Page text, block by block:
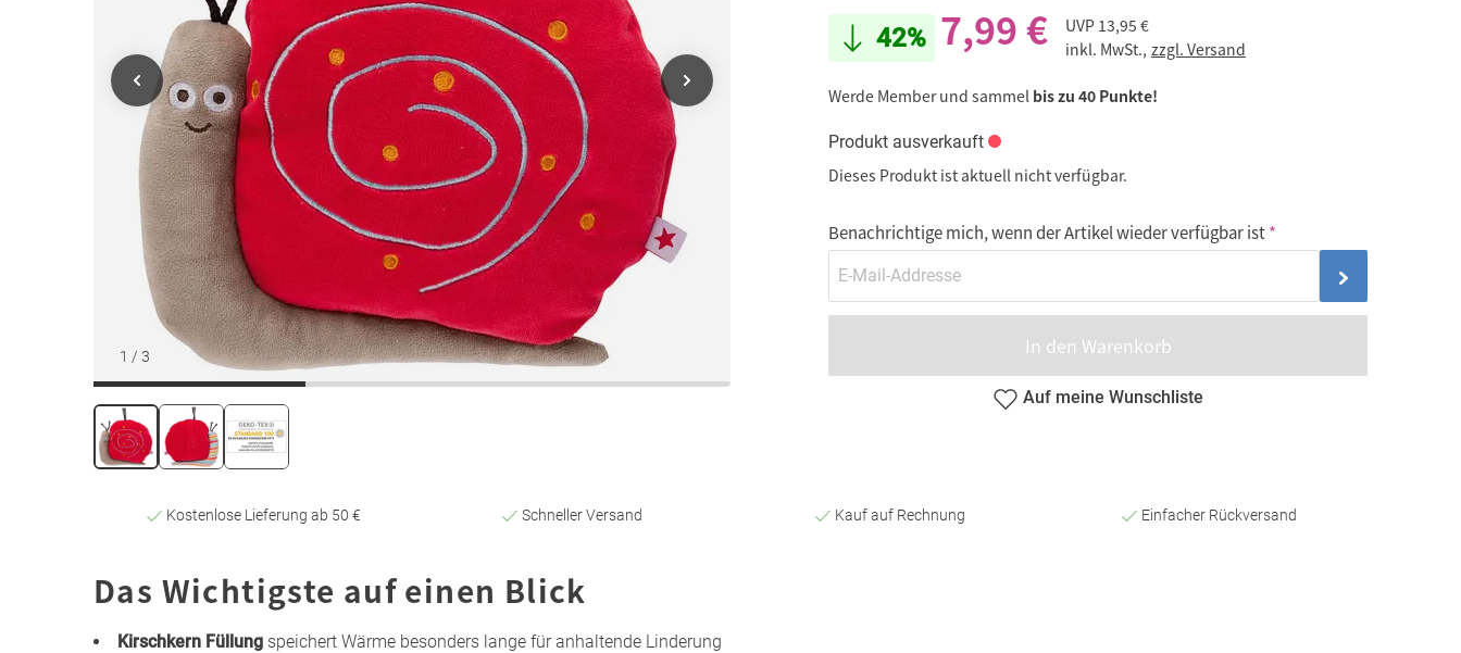
1 / 3
42% 7,99 € UVP 13,95 €
inkl. MwSt., zzgl. Versand
Werde Member und sammel bis zu 40 Punkte!
Produkt ausverkauft
Dieses Produkt ist aktuell nicht verfügbar.
Benachrichtige mich, wenn der Artikel wieder verfügbar ist
In den Warenkorb
Auf meine Wunschliste
Kostenlose Lieferung ab 50 € Schneller Versand Kauf auf Rechnung Einfacher Rückversand
Das Wichtigste auf einen Blick
Kirschkern Füllung speichert Wärme besonders lange für anhaltende Linderung